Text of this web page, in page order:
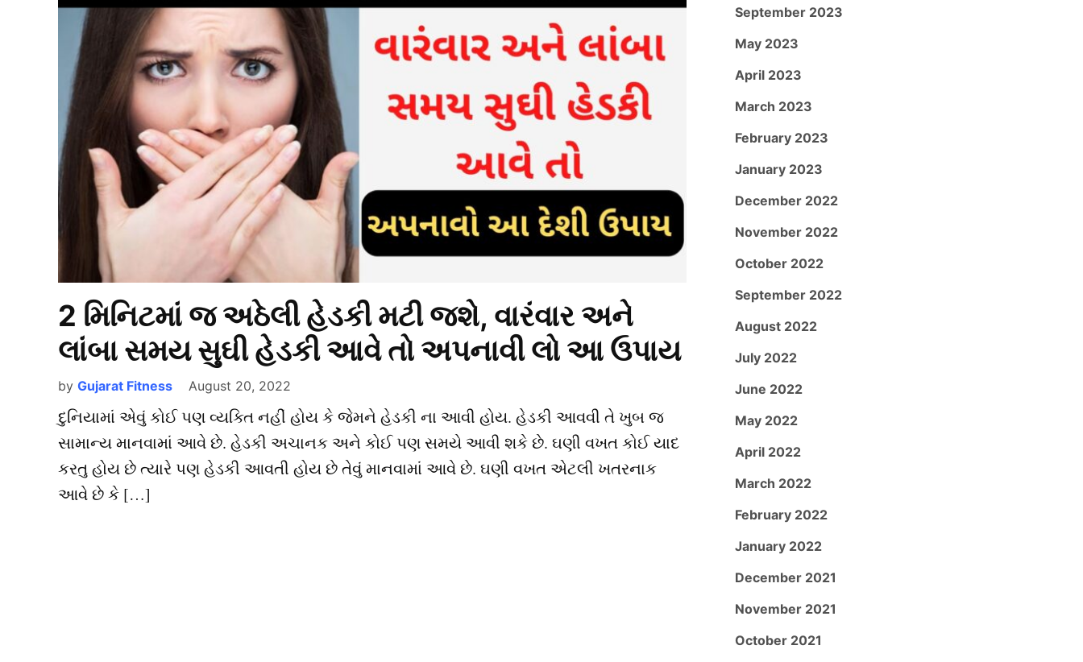
2 મિનિટમાં જ અઠેલી હેડકી મટી જશે, વારંવાર અને
લાંબા સમય સુઘી હેડકી આવે તો અપનાવી લો આ ઉપાય
by Gujarat Fitness August 20, 2022
દુનિયામાં એવું કોઈ પણ વ્યક્તિ નહીં હોય કે જેમને હેડકી ના આવી હોય. હેડકી આવવી તે ખુબ જ
સામાન્ય માનવામાં આવે છે. હેડકી અચાનક અને કોઈ પણ સમયે આવી શકે છે. ઘણી વખત કોઈ યાદ
કરતુ હોય છે ત્યારે પણ હેડકી આવતી હોય છે તેવું માનવામાં આવે છે. ઘણી વખત એટલી ખતરનાક
આવે છે કે […]
September 2023
May 2023
April 2023
March 2023
February 2023
January 2023
December 2022
November 2022
October 2022
September 2022
August 2022
July 2022
June 2022
May 2022
April 2022
March 2022
February 2022
January 2022
December 2021
November 2021
October 2021